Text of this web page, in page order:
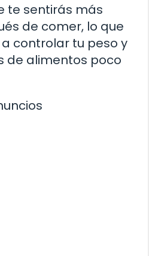
te sentirás más
de comer, lo que
controlar tu peso y
de alimentos poco